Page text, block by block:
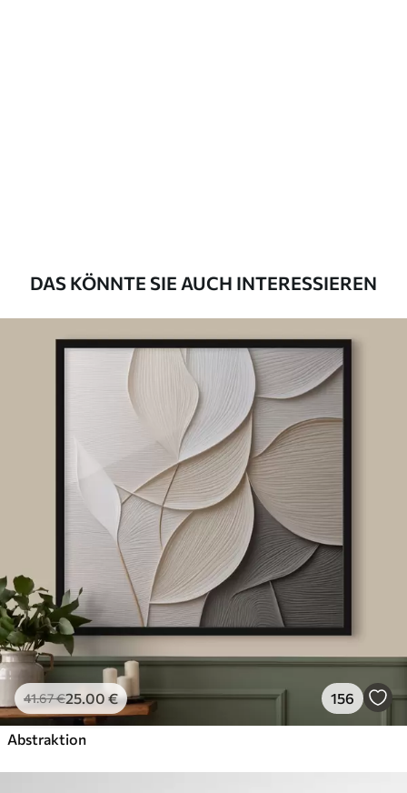
DAS KÖNNTE SIE AUCH INTERESSIEREN
41.67€25.00 € 156
Abstraktion